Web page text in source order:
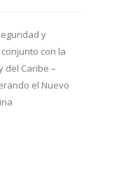
y
con la
del Caribe –
el Nuevo